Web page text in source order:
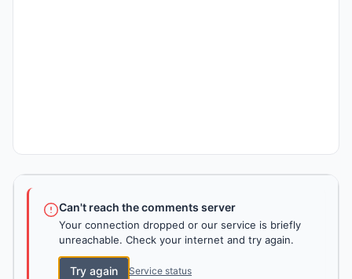
Can't reach the comments server
Your connection dropped or our service is briefly
unreachable. Check your internet and try again.
Try again Service status